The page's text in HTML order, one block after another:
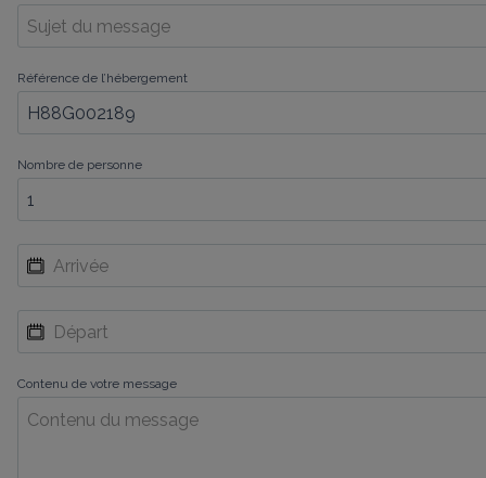
Référence de l’hébergement
Nombre de personne
Contenu de votre message